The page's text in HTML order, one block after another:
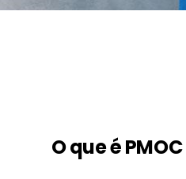
O que é PMOC